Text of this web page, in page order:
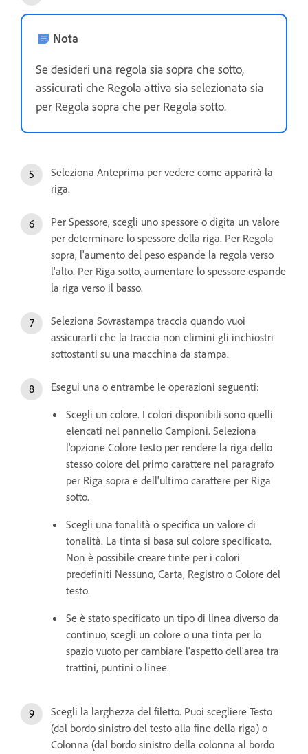
Nota
Se desideri una regola sia sopra che sotto,
assicurati che Regola attiva sia selezionata sia
per Regola sopra che per Regola sotto.
Seleziona Anteprima per vedere come apparirà la
riga.
Per Spessore, scegli uno spessore o digita un valore
per determinare lo spessore della riga. Per Regola
sopra, l'aumento del peso espande la regola verso
l'alto. Per Riga sotto, aumentare lo spessore espande
la riga verso il basso.
Seleziona Sovrastampa traccia quando vuoi
assicurarti che la traccia non elimini gli inchiostri
sottostanti su una macchina da stampa.
Esegui una o entrambe le operazioni seguenti:
Scegli un colore. I colori disponibili sono quelli
elencati nel pannello Campioni. Seleziona
l'opzione Colore testo per rendere la riga dello
stesso colore del primo carattere nel paragrafo
per Riga sopra e dell'ultimo carattere per Riga
sotto.
Scegli una tonalità o specifica un valore di
tonalità. La tinta si basa sul colore specificato.
Non è possibile creare tinte per i colori
predefiniti Nessuno, Carta, Registro o Colore del
testo.
Se è stato specificato un tipo di linea diverso da
continuo, scegli un colore o una tinta per lo
spazio vuoto per cambiare l'aspetto dell'area tra
trattini, puntini o linee.
Scegli la larghezza del filetto. Puoi scegliere Testo
(dal bordo sinistro del testo alla fine della riga) o
Colonna (dal bordo sinistro della colonna al bordo